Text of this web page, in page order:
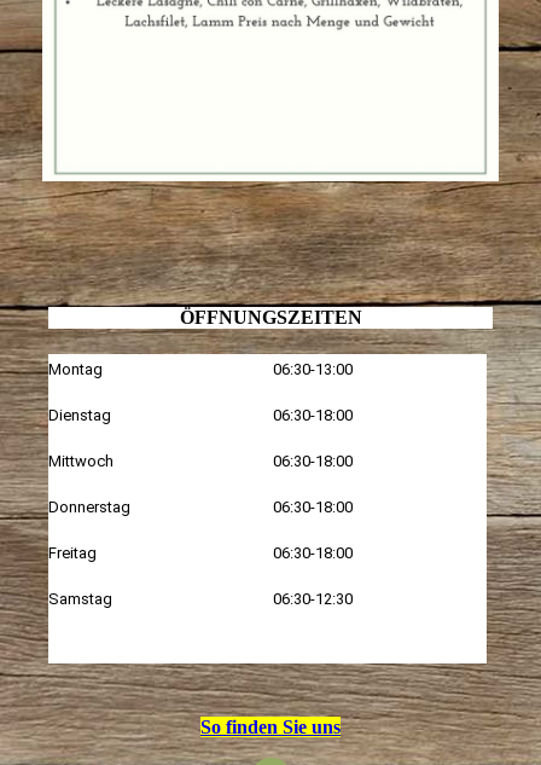
ÖFFNUNGSZEITEN
Montag 06:30-13:00
Dienstag 06:30-18:00
Mittwoch 06:30-18:00
Donnerstag 06:30-18:00
Freitag 06:30-18:00
Samstag 06:30-12:30
So finden Sie uns